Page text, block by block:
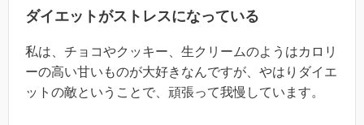
ダイエットがストレスになっている
私は、チョコやクッキー、生クリームのようはカロリ
ーの高い甘いものが大好きなんですが、やはりダイエ
ットの敵ということで、頑張って我慢しています。